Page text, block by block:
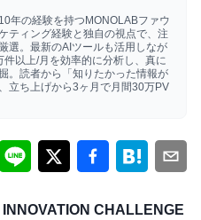
年の経験を持つMONOLABファウ
ティング経験と独自の視点で、注
選。最新のAIツールも活用しなが
件以上/月を効率的に分析し、真に
。読者から「知りたかった情報が
立ち上げから3ヶ月で月間30万PV
CHALLENGE